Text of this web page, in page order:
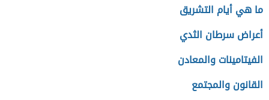
ما هي أيام التشريق
أعراض سرطان الثدي
الفيتامينات والمعادن
القانون والمجتمع